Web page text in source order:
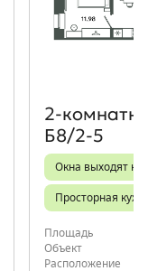
Б8/2-5
Окна выходят на
Просторная
Площадь
Объект
Расположение